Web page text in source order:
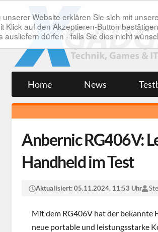
unserer Website erklären Sie sich mit
Klick auf den Akzeptieren-Button
ausliefern dürfen - falls Sie dies nicht
Home News
Anbernic RG406V:
Handheld im Test
Aktualisiert:05.11.2024, 11:53 Uhr
Mit dem RG406V hat der bekannte
neue portable und leistungsstarke